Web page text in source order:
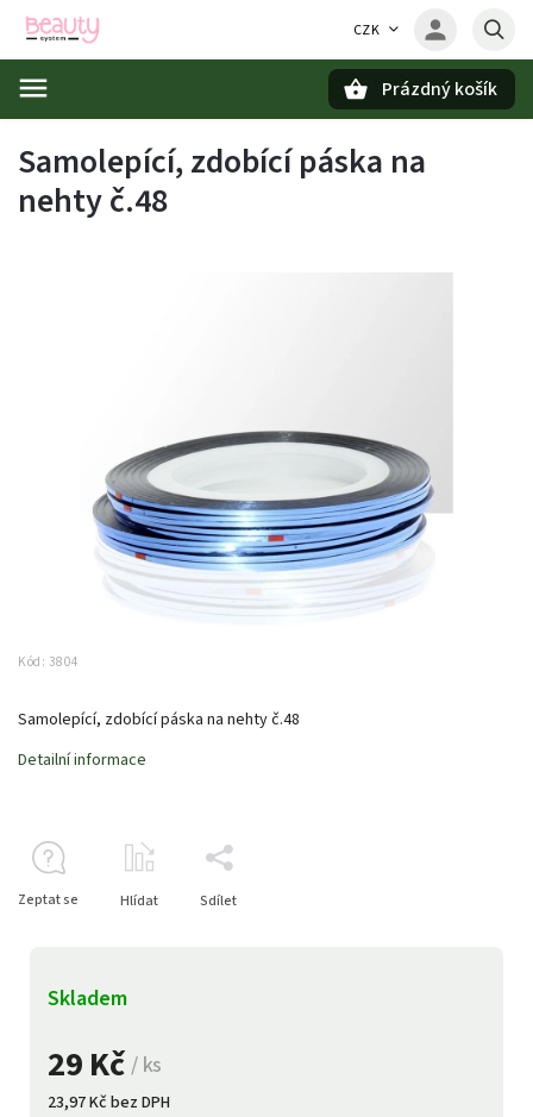
CZK
Prázdný košík
Samolepící, zdobící páska na
nehty č.48
Kód: 3804
29 Kč/ ks
23,97 Kč bez DPH
Skladem
Samolepící, zdobící páska na nehty č.48
Detailní informace
Zeptat se Hlídat Sdílet